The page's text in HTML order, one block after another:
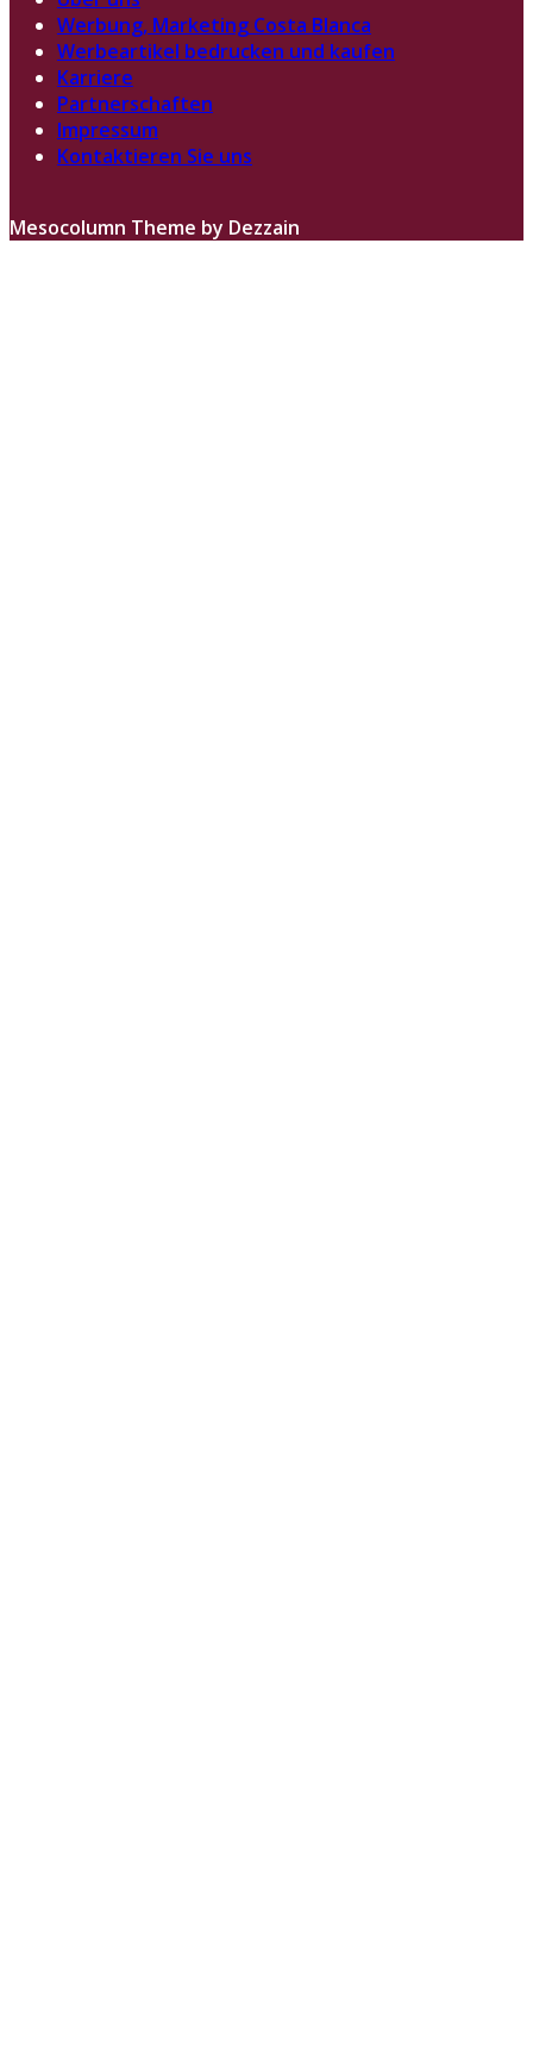
Werbung, Marketing Costa Blanca
Werbeartikel bedrucken und kaufen
Karriere
Partnerschaften
Impressum
Kontaktieren Sie uns
Mesocolumn Theme by Dezzain